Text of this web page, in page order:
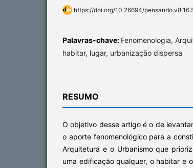
https://doi.org/10.26694/
Palavras-chave: Fenomenologia,
habitar, lugar, urbanização dispersa
RESUMO
O objetivo desse artigo é o de
o aporte fenomenológico para a
Arquitetura e o Urbanismo que
uma edificação qualquer, o habitar e